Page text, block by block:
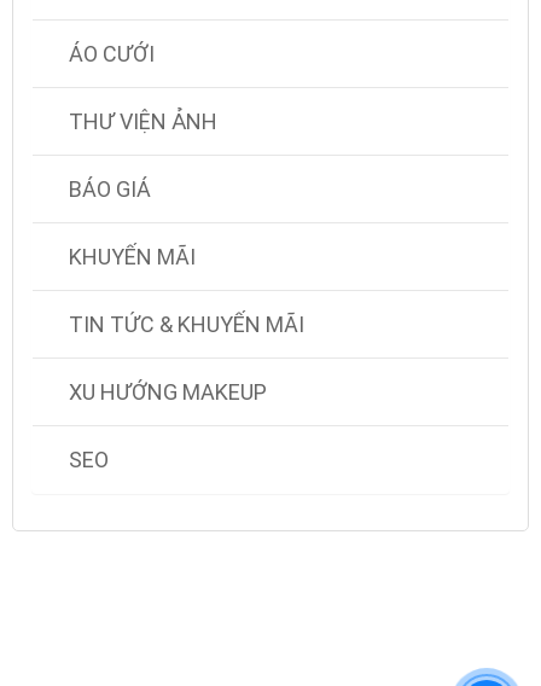
ÁO CƯỚI
THƯ VIỆN ẢNH
BÁO GIÁ
KHUYẾN MÃI
TIN TỨC & KHUYẾN MÃI
XU HƯỚNG MAKEUP
SEO